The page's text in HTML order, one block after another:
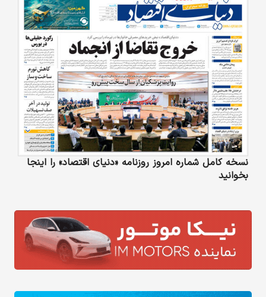
نسخه کامل شماره امروز روزنامه «دنیای‌ اقتصاد» را اینجا
بخوانید